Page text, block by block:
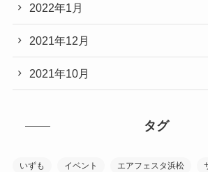
2022年1月
2021年12月
2021年10月
タグ
いずも イベント エアフェスタ浜松